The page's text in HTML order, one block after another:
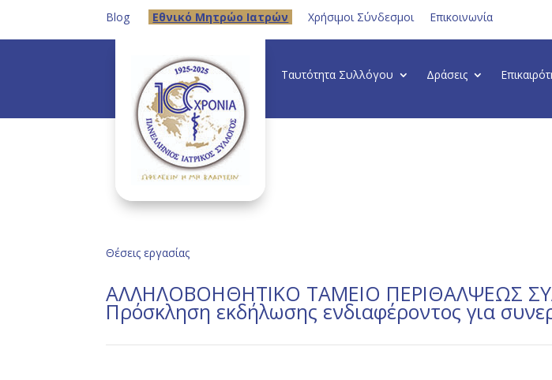
Blog Eθνικό Μητρώο Ιατρών Χρήσιμοι Σύνδεσμοι Επικοινωνία
Ταυτότητα Συλλόγου Δράσεις
Θέσεις εργασίας
ΑΛΛΗΛΟΒΟΗΘΗΤΙΚΟ ΤΑΜΕΙΟ ΠΕΡΙΘΑΛΨΕΩΣ
Πρόσκληση εκδήλωσης ενδιαφέροντος για